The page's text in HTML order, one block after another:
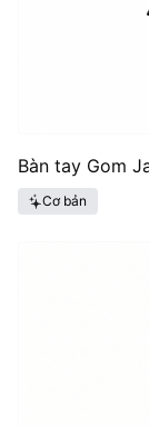
Bàn tay Gom
Cơ bản